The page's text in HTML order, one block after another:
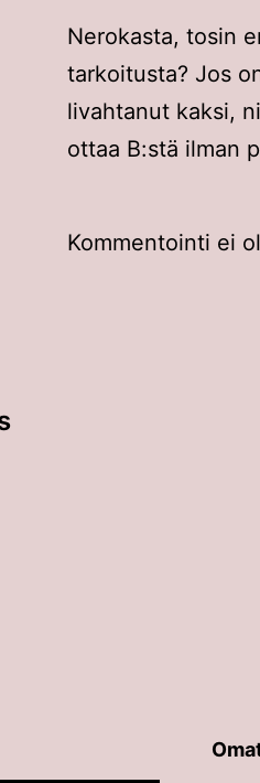
Nerokasta, tosin
tarkoitusta? Jos
livahtanut kaksi,
ottaa B:stä ilman
Kommentointi ei
niitä nuolinäppäimillä